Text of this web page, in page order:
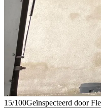
15/100Geïnspecteerd door